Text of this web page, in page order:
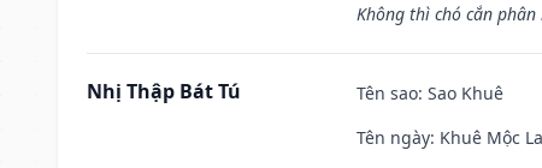
Không thì chó cắn phân
Nhị Thập Bát Tú Tên sao: Sao Khuê
Tên ngày: Khuê Mộc